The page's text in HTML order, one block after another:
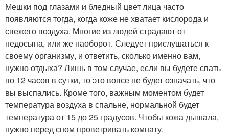
Мешки под глазами и бледный цвет лица часто
появляются тогда, когда коже не хватает кислорода и
свежего воздуха. Многие из людей страдают от
недосыпа, или же наоборот. Следует прислушаться к
своему организму, и ответить, сколько именно вам,
нужно отдыха? Лишь в том случае, если вы будете спать
по 12 часов в сутки, то это вовсе не будет означать, что
вы выспались. Кроме того, важным моментом будет
температура воздуха в спальне, нормальной будет
температура от 15 до 25 градусов. Чтобы кожа дышала,
нужно перед сном проветривать комнату.